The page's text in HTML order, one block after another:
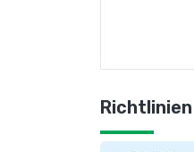
Richtlinien